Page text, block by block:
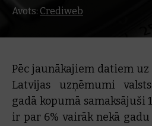
Avots: Crediweb
Pēc jaunākajiem datiem uz
Latvijas uzņēmumi
gadā kopumā samaksājuši
ir par 6% vairāk nekā